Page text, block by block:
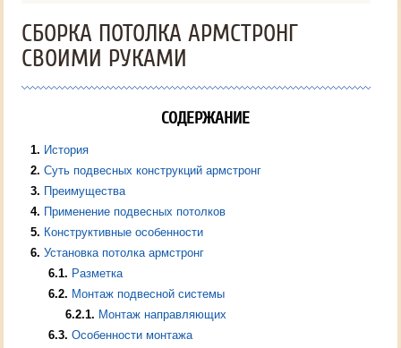
СБОРКА ПОТОЛКА АРМСТРОНГ
СВОИМИ РУКАМИ
СОДЕРЖАНИЕ
1
История
2 Суть подвесных конструкций армстронг
3
Преимущества
4
Применение подвесных потолков
5
Конструктивные особенности
6 Установка потолка армстронг
6.1
Разметка
6.2
Монтаж подвесной системы
6.2.1
Монтаж направляющих
6.3 Особенности монтажа